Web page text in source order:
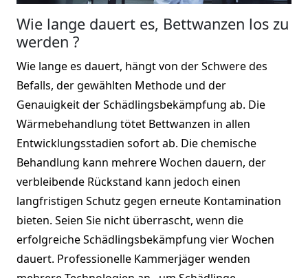
Wie lange dauert es, Bettwanzen los zu
werden ?
Wie lange es dauert, hängt von der Schwere des
Befalls, der gewählten Methode und der
Genauigkeit der Schädlingsbekämpfung ab. Die
Wärmebehandlung tötet Bettwanzen in allen
Entwicklungsstadien sofort ab. Die chemische
Behandlung kann mehrere Wochen dauern, der
verbleibende Rückstand kann jedoch einen
langfristigen Schutz gegen erneute Kontamination
bieten. Seien Sie nicht überrascht, wenn die
erfolgreiche Schädlingsbekämpfung vier Wochen
dauert. Professionelle Kammerjäger wenden